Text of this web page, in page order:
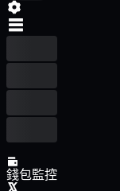
錢包監控